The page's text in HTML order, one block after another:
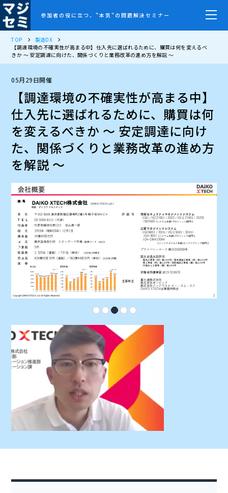
参加者の役に立つ、”本気”の問題解決セミナー
TOP
製造DX
【調達環境の不確実性が高まる中】仕入先に選ばれるために、購買は何を変えるべ
きか ～ 安定調達に向けた、関係づくりと業務改革の進め方を解説 ～
05月29日開催
【調達環境の不確実性が高まる中】
仕入先に選ばれるために、購買は何
を変えるべきか ～ 安定調達に向け
た、関係づくりと業務改革の進め方
を解説 ～